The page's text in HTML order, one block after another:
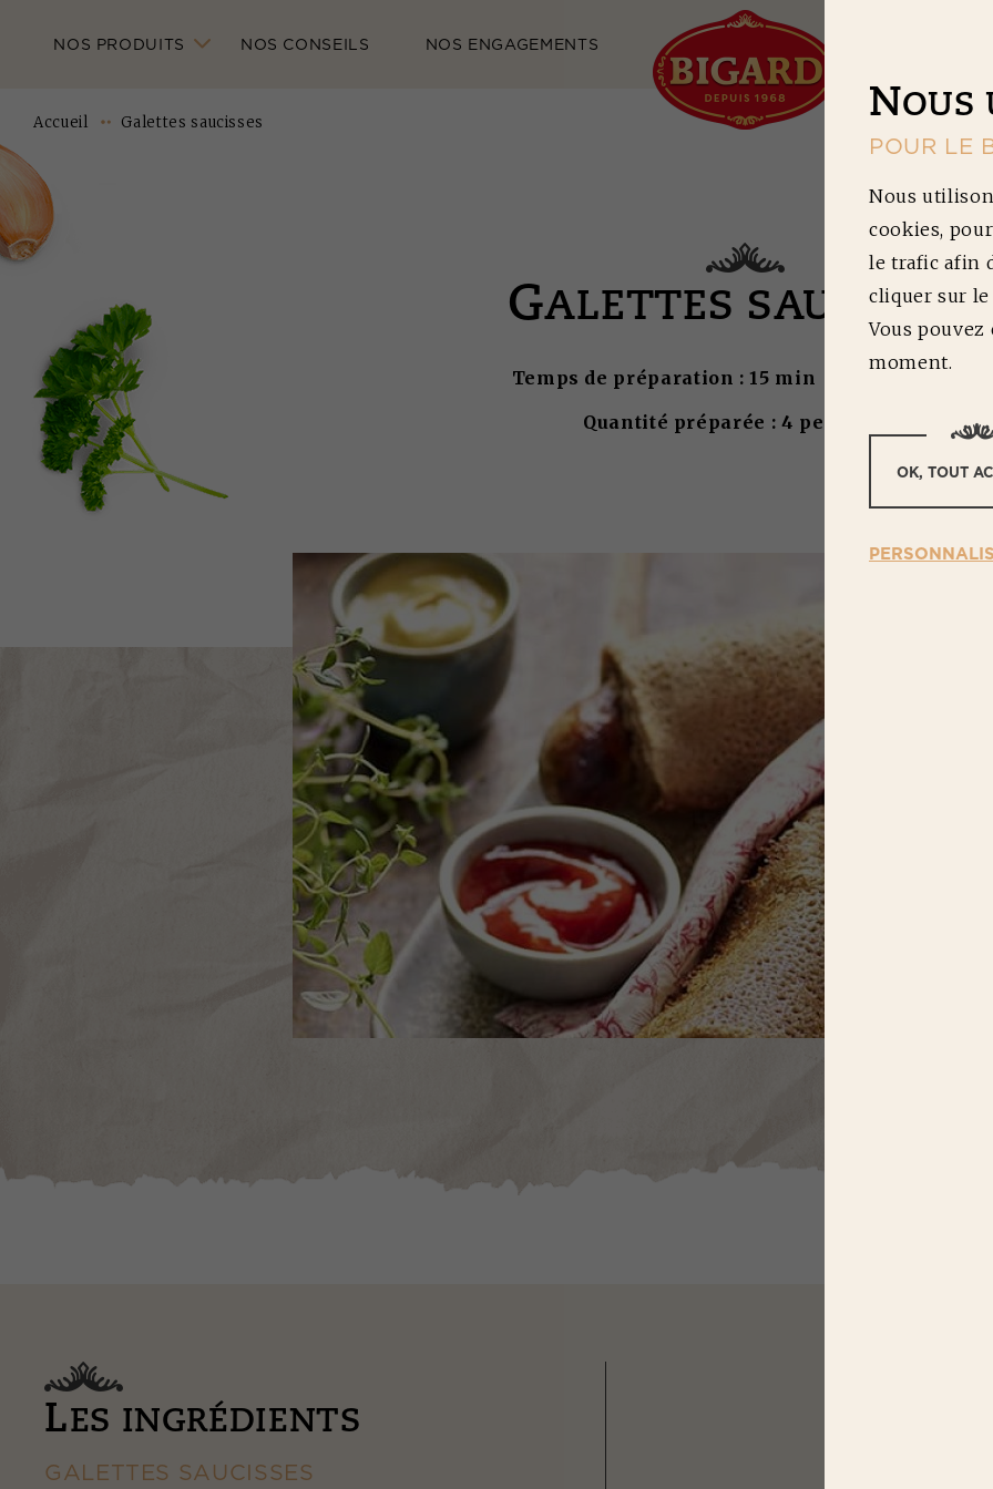
NOS PRODUITS NOS CONSEILS NOS ENGAGEMENTS
Accueil Galettes saucisses
GALETTES SAUCISSES
Temps de préparation : 15 min | Difficulté : 2/5
Quantité préparée : 4 personnes
LES INGRÉDIENTS
GALETTES SAUCISSES
NOUS
POUR LE
Nous
cookies,
le trafic afin
cliquer sur
Vous
moment.
OK, TOUT